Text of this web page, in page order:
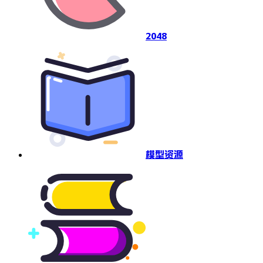
2048
模型资源